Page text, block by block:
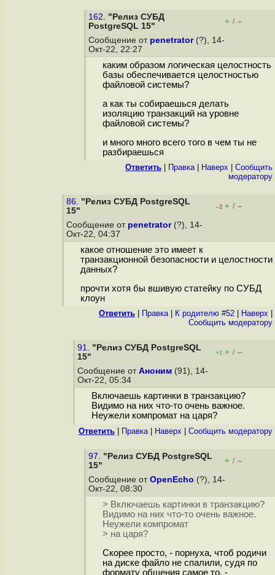
162. "Релиз СУБД
PostgreSQL 15"
+ / –
Сообщение от penetrator(?), 14-
Окт-22, 22:27
каким образом логическая целостность
базы обеспечивается целостностью
файловой системы?
а как ты собираешься делать
изоляцию транзакций на уровне
файловой системы?
и много много всего того в чем ты не
разбираешься
Ответить Правка| Наверх
Cообщить
модератору
86. "Релиз СУБД PostgreSQL
15"
–2 + / –
Сообщение от penetrator(?), 14-
Окт-22, 04:37
какое отношение это имеет к
транзакционной безопасности и целостности
данных?
прочти хотя бы вшивую статейку по СУБД
клоун
Ответить Правка| К родителю #52 Наверх
Cообщить модератору
91. "Релиз СУБД PostgreSQL
15"
+1 + / –
Сообщение от Аноним (91), 14-
Окт-22, 05:34
Включаешь картинки в транзакцию?
Видимо на них что-то очень важное.
Неужели компромат на царя?
Ответить Правка| Наверх Cообщить модератору
97. "Релиз СУБД PostgreSQL
15"
+ / –
Сообщение от OpenEcho (?), 14-
Окт-22, 08:30
> Включаешь картинки в транзакцию?
Видимо на них что-то очень важное.
Неужели компромат
> на царя?
Скорее просто, - порнуха, чтоб родичи
на диске файло не спалили, судя по
формату общения самое то, -